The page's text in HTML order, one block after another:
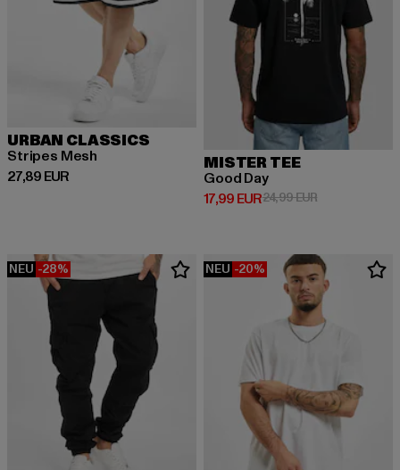
URBAN CLASSICS
Stripes Mesh
27,89 EUR
Derzeitiger Preis: 27,89 EUR
MISTER TEE
Good Day
17,99 EUR
Derzeitiger Preis: 17,99 EUR
24,99 EURAktionspreis:
NEU -28% NEU -20%